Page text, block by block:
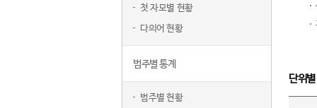
첫 자모별 현황
다의어 현황
범주별 통계
범주별 현황
단위